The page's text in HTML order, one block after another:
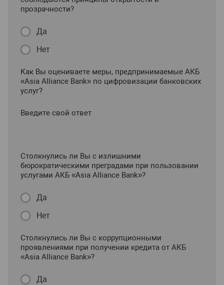
прозрачности?
Да
Нет
Как Вы оцениваете меры, предпринимаемые АКБ
«Asia Alliance Bank» по цифровизации банковских
услуг?
Введите свой ответ
Столкнулись ли Вы с излишними
бюрократическими преградами при пользовании
услугами АКБ «Asia Alliance Bank»?
Да
Нет
Столкнулись ли Вы с коррупционными
проявлениями при получении кредита от АКБ
«Asia Alliance Bank»?
Да